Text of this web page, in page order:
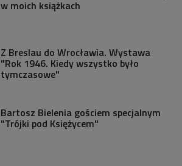
w moich książkach
Z Breslau do Wrocławia. Wystawa
"Rok 1946. Kiedy wszystko było
tymczasowe"
Bartosz Bielenia gościem specjalnym
"Trójki pod Księżycem"